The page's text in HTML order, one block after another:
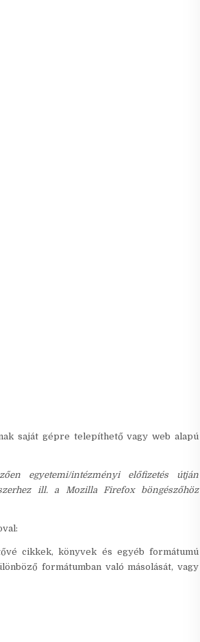
saját gépre telepíthető vagy web alapú
egyetemi/intézményi előfizetés útján
ill. a Mozilla Firefox böngészőhöz
cikkek, könyvek és egyéb formátumú
formátumban való másolását, vagy